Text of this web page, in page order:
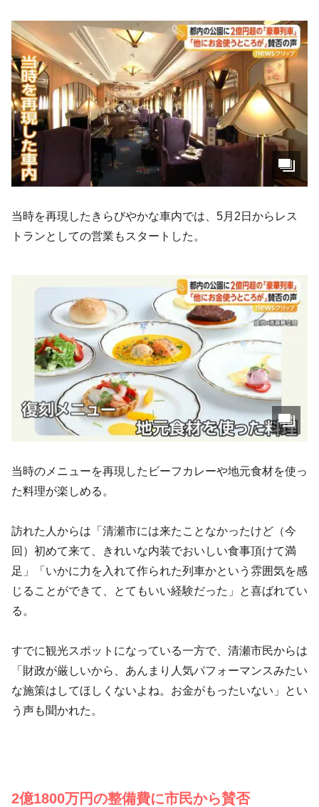
当時を再現したきらびやかな車内では、5月2日からレス
トランとしての営業もスタートした。
当時のメニューを再現したビーフカレーや地元食材を使っ
た料理が楽しめる。
訪れた人からは「清瀬市には来たことなかったけど（今
回）初めて来て、きれいな内装でおいしい食事頂けて満
足」「いかに力を入れて作られた列車かという雰囲気を感
じることができて、とてもいい経験だった」と喜ばれてい
る。
すでに観光スポットになっている一方で、清瀬市民からは
「財政が厳しいから、あんまり人気パフォーマンスみたい
な施策はしてほしくないよね。お金がもったいない」とい
う声も聞かれた。
2億1800万円の整備費に市民から賛否